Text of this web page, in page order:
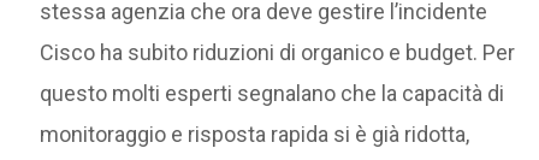
stessa agenzia che ora deve gestire l’incidente
Cisco ha subito riduzioni di organico e budget. Per
questo molti esperti segnalano che la capacità di
monitoraggio e risposta rapida si è già ridotta,